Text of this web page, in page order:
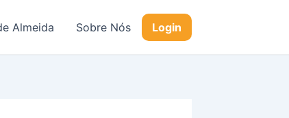
Almeida Sobre Nós Login